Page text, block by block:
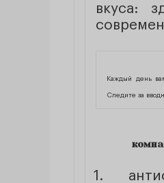
вкуса:
Каждый день
Следите за
1.